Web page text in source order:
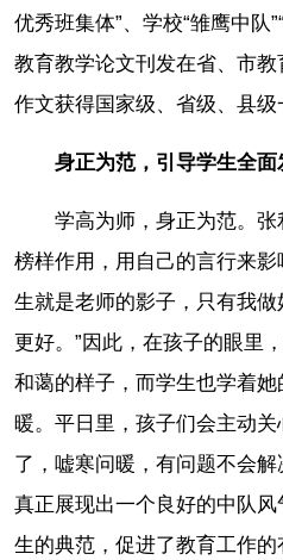
优秀班集体”、学校“雏鹰中队
教育教学论文刊发在省、市
作文获得国家级、省级、县级
身正为范，引导学生全面
学高为师，身正为范。
榜样作用，用自己的言行来
生就是老师的影子，只有我
更好。”因此，在孩子的眼里
和蔼的样子，而学生也学着
暖。平日里，孩子们会主动
了，嘘寒问暖，有问题不会解
真正展现出一个良好的中队
生的典范，促进了教育工作